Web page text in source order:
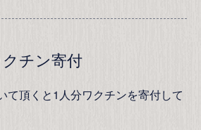
チン寄付
て頂くと1人分ワクチンを寄付して